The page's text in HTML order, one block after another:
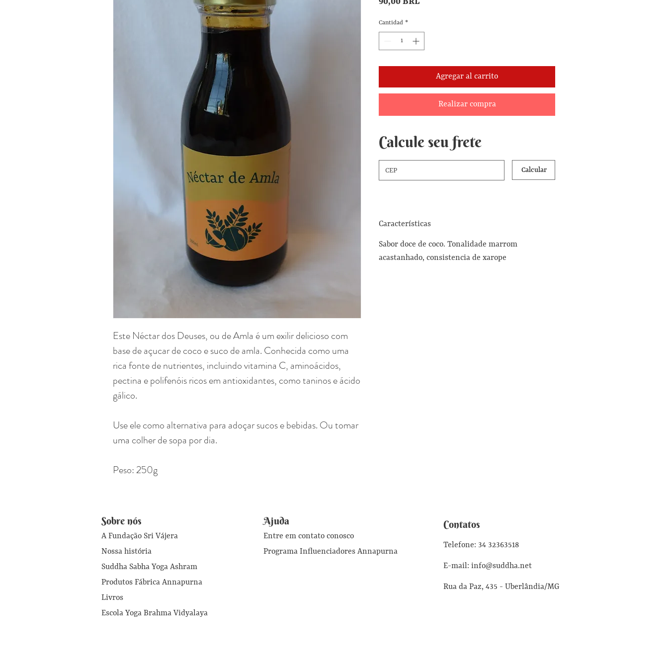
Este Néctar dos Deuses, ou de Amla é um exilir delicioso com
base de açucar de coco e suco de amla. Conhecida como uma
rica fonte de nutrientes, incluindo vitamina C, aminoácidos,
pectina e polifenóis ricos em antioxidantes, como taninos e ácido
gálico.
Use ele como alternativa para adoçar sucos e bebidas. Ou tomar
uma colher de sopa por dia.
Peso: 250g
Cantidad *
Agregar al carrito
Realizar compra
Calcule seu frete
Calcular
Características
Sabor doce de coco. Tonalidade marrom
acastanhado, consistencia de xarope
Sobre nós
A Fundação Sri Vájera
Nossa história
Suddha Sabha Yoga Ashram
Produtos Fábrica Annapurna
Livros
Escola Yoga Brahma Vidyalaya
Ajuda
Entre em contato conosco
Programa Influenciadores Annapurna
Contatos
Telefone: 34 32363518
E-mail: info@suddha.net
Rua da Paz, 435 - Uberlândia/MG